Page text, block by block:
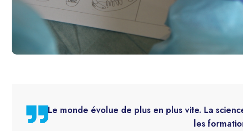
Le monde évolue de plus en plus vite. La
les